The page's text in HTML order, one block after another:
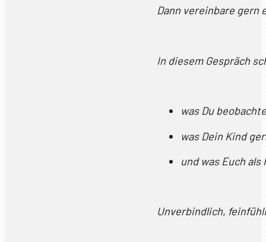
Dann vereinbare gern
In diesem Gespräch
was Du
was Dein Kind
und was Euch
Unverbindlich,